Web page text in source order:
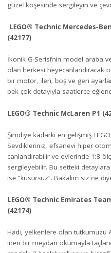
güzel köşesinde sergileyin ve
LEGO® Technic Mercedes-
(42177)
İkonik G-Serisi’nin model araba
olan herkesi heyecanlandıracak
bir motor, ileri, boş ve geri
pek çok detayıyla saatlerce
LEGO® Technic McLaren P1
Şimdiye kadarki en gelişmiş
Sevdikleriniz, efsanevi hiper
canlandırabilir ve evlerinde 1:8
sergileyebilir. Bu setteki detaylara
ise “kusursuz”. Bakalım siz ne
LEGO® Technic Emirates
(42174)
Hadi, yelkenlere olan tutkumuzu
inen bir meydan okumayla